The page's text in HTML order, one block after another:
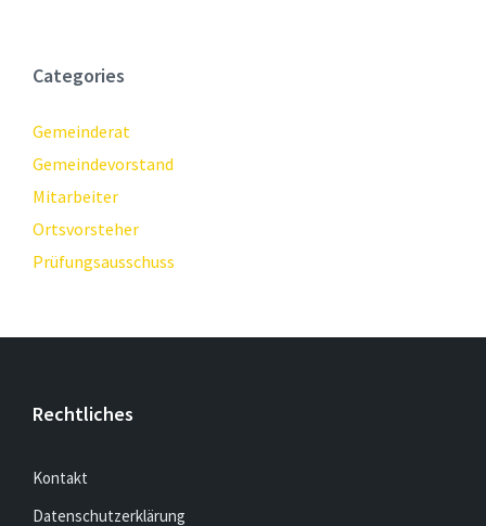
Categories
Gemeinderat
Gemeindevorstand
Mitarbeiter
Ortsvorsteher
Prüfungsausschuss
Rechtliches
Kontakt
Datenschutzerklärung